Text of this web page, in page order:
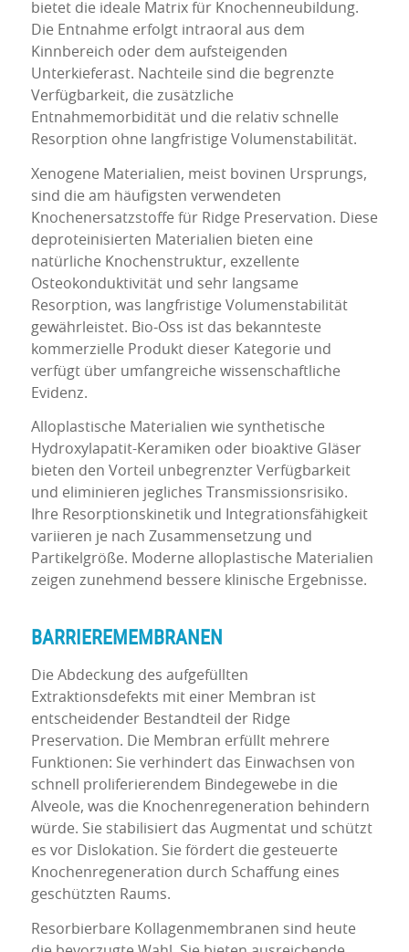
bietet die ideale Matrix für Knochenneubildung.
Die Entnahme erfolgt intraoral aus dem
Kinnbereich oder dem aufsteigenden
Unterkieferast. Nachteile sind die begrenzte
Verfügbarkeit, die zusätzliche
Entnahmemorbidität und die relativ schnelle
Resorption ohne langfristige Volumenstabilität.
Xenogene Materialien, meist bovinen Ursprungs,
sind die am häufigsten verwendeten
Knochenersatzstoffe für Ridge Preservation. Diese
deproteinisierten Materialien bieten eine
natürliche Knochenstruktur, exzellente
Osteokonduktivität und sehr langsame
Resorption, was langfristige Volumenstabilität
gewährleistet. Bio-Oss ist das bekannteste
kommerzielle Produkt dieser Kategorie und
verfügt über umfangreiche wissenschaftliche
Evidenz.
Alloplastische Materialien wie synthetische
Hydroxylapatit-Keramiken oder bioaktive Gläser
bieten den Vorteil unbegrenzter Verfügbarkeit
und eliminieren jegliches Transmissionsrisiko.
Ihre Resorptionskinetik und Integrationsfähigkeit
variieren je nach Zusammensetzung und
Partikelgröße. Moderne alloplastische Materialien
zeigen zunehmend bessere klinische Ergebnisse.
BARRIEREMEMBRANEN
Die Abdeckung des aufgefüllten
Extraktionsdefekts mit einer Membran ist
entscheidender Bestandteil der Ridge
Preservation. Die Membran erfüllt mehrere
Funktionen: Sie verhindert das Einwachsen von
schnell proliferierendem Bindegewebe in die
Alveole, was die Knochenregeneration behindern
würde. Sie stabilisiert das Augmentat und schützt
es vor Dislokation. Sie fördert die gesteuerte
Knochenregeneration durch Schaffung eines
geschützten Raums.
Resorbierbare Kollagenmembranen sind heute